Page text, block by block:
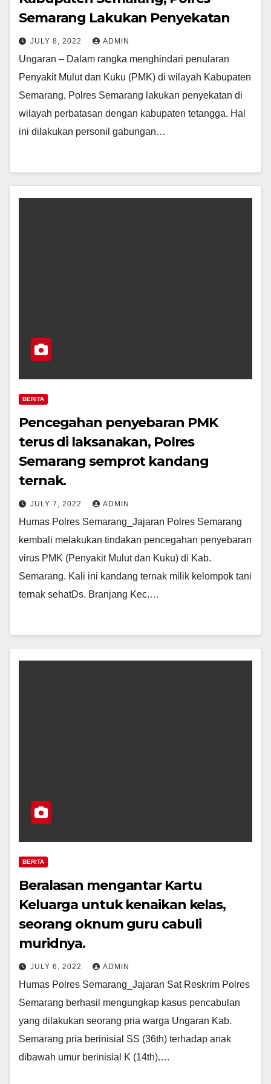
Semarang Lakukan Penyekatan
JULY 8, 2022 ADMIN
Ungaran – Dalam rangka menghindari penularan
Penyakit Mulut dan Kuku (PMK) di wilayah Kabupaten
Semarang, Polres Semarang lakukan penyekatan di
wilayah perbatasan dengan kabupaten tetangga. Hal
ini dilakukan personil gabungan…
BERITA
Pencegahan penyebaran PMK
terus di laksanakan, Polres
Semarang semprot kandang
ternak.
JULY 7, 2022 ADMIN
Humas Polres Semarang_Jajaran Polres Semarang
kembali melakukan tindakan pencegahan penyebaran
virus PMK (Penyakit Mulut dan Kuku) di Kab.
Semarang. Kali ini kandang ternak milik kelompok tani
ternak sehatDs. Branjang Kec.…
BERITA
Beralasan mengantar Kartu
Keluarga untuk kenaikan kelas,
seorang oknum guru cabuli
muridnya.
JULY 6, 2022 ADMIN
Humas Polres Semarang_Jajaran Sat Reskrim Polres
Semarang berhasil mengungkap kasus pencabulan
yang dilakukan seorang pria warga Ungaran Kab.
Semarang pria berinisial SS (36th) terhadap anak
dibawah umur berinisial K (14th).…